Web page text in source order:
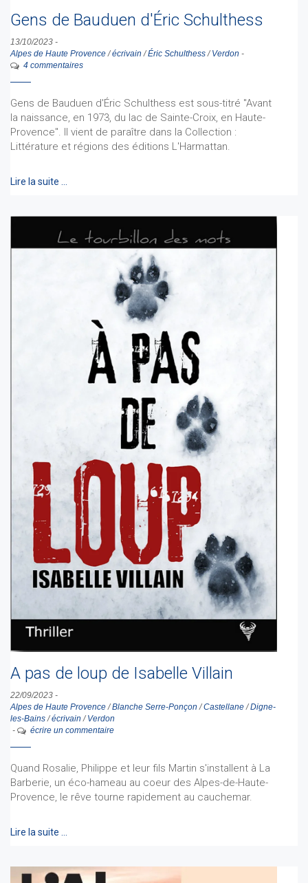
Gens de Bauduen d'Éric Schulthess
13/10/2023 -
Alpes de Haute Provence /écrivain /Éric Schulthess / Verdon -
4 commentaires
Gens de Bauduen d'Éric Schulthess est sous-titré "Avant
la naissance, en 1973, du lac de Sainte-Croix, en Haute-
Provence". Il vient de paraître dans la Collection :
Littérature et régions des éditions L'Harmattan.
Lire la suite …
A pas de loup de Isabelle Villain
22/09/2023 -
Alpes de Haute Provence /Blanche Serre-Ponçon /Castellane /Digne-
les-Bains /écrivain / Verdon
-
écrire un commentaire
Quand Rosalie, Philippe et leur fils Martin s'installent à La
Barberie, un éco-hameau au coeur des Alpes-de-Haute-
Provence, le rêve tourne rapidement au cauchemar.
Lire la suite …